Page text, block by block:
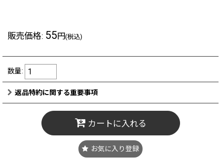
販売価格: 55円(税込)
数量:
返品特約に関する重要事項
カートに入れる
お気に入り登録